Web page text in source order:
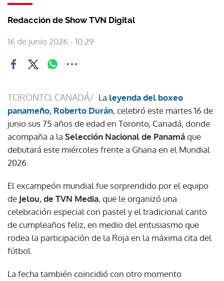
Redacción de Show TVN Digital
16 de junio 2026 - 10:29
TORONTO, CANADÁ/ La leyenda del boxeo
panameño, Roberto Durán, celebró este martes 16 de
junio sus 75 años de edad en Toronto, Canadá, donde
acompaña a la Selección Nacional de Panamáque
debutará este miércoles frente a Ghana en el Mundial
2026.
El excampeón mundial fue sorprendido por el equipo
de Jelou, de TVN Media, que le organizó una
celebración especial con pastel y el tradicional canto
de cumpleaños feliz, en medio del entusiasmo que
rodea la participación de la Roja en la máxima cita del
fútbol.
La fecha también coincidió con otro momento